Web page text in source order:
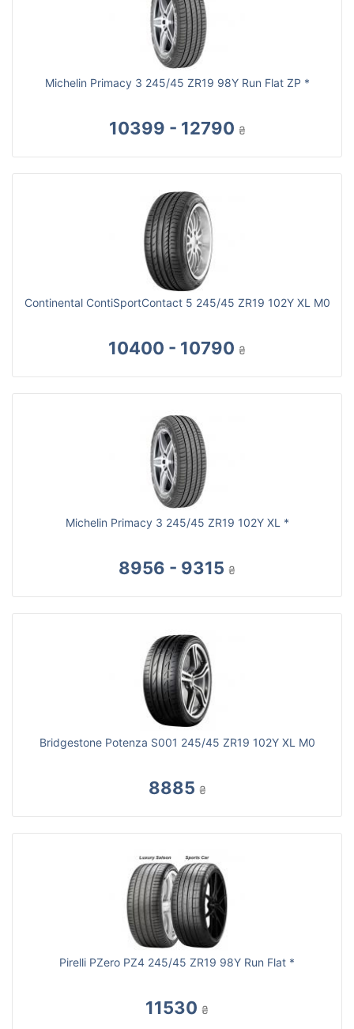
Michelin Primacy 3 245/45 ZR19 98Y Run Flat ZP *
10399 - 12790 ₴
Continental ContiSportContact 5 245/45 ZR19 102Y XL M0
10400 - 10790 ₴
Michelin Primacy 3 245/45 ZR19 102Y XL *
8956 - 9315 ₴
Bridgestone Potenza S001 245/45 ZR19 102Y XL M0
8885 ₴
Pirelli PZero PZ4 245/45 ZR19 98Y Run Flat *
11530 ₴